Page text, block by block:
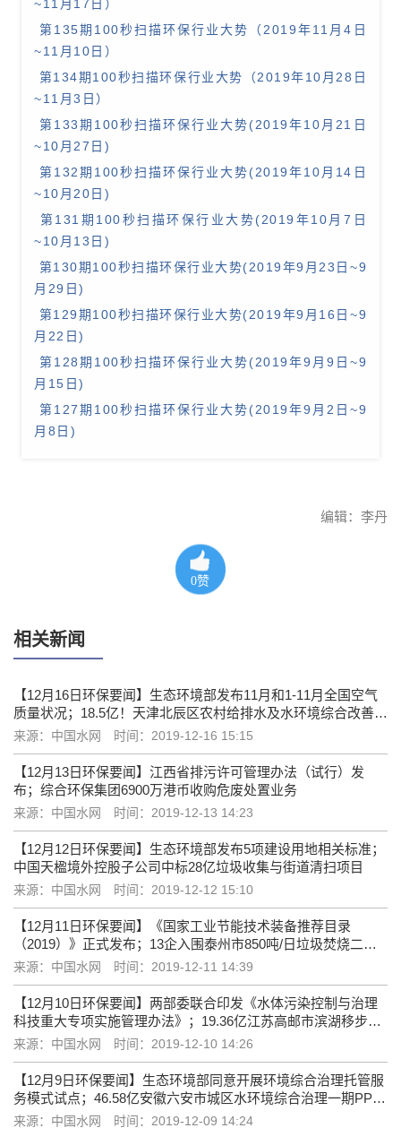
~11月17日）
第135期100秒扫描环保行业大势（2019年11月4日
~11月10日）
第134期100秒扫描环保行业大势（2019年10月28日
~11月3日）
第133期100秒扫描环保行业大势(2019年10月21日
~10月27日)
第132期100秒扫描环保行业大势(2019年10月14日
~10月20日)
第131期100秒扫描环保行业大势(2019年10月7日
~10月13日)
第130期100秒扫描环保行业大势(2019年9月23日~9
月29日)
第129期100秒扫描环保行业大势(2019年9月16日~9
月22日)
第128期100秒扫描环保行业大势(2019年9月9日~9
月15日)
第127期100秒扫描环保行业大势(2019年9月2日~9
月8日)
编辑：李丹
0赞
相关新闻
【12月16日环保要闻】生态环境部发布11月和1-11月全国空气
质量状况；18.5亿！天津北辰区农村给排水及水环境综合改善工
程PPP项目招标
来源：中国水网 时间：2019-12-16 15:15
【12月13日环保要闻】江西省排污许可管理办法（试行）发
布；综合环保集团6900万港币收购危废处置业务
来源：中国水网 时间：2019-12-13 14:23
【12月12日环保要闻】生态环境部发布5项建设用地相关标准；
中国天楹境外控股子公司中标28亿垃圾收集与街道清扫项目
来源：中国水网 时间：2019-12-12 15:10
【12月11日环保要闻】《国家工业节能技术装备推荐目录
（2019）》正式发布；13企入围泰州市850吨/日垃圾焚烧二期
扩建PPP项目
来源：中国水网 时间：2019-12-11 14:39
【12月10日环保要闻】两部委联合印发《水体污染控制与治理
科技重大专项实施管理办法》；19.36亿江苏高邮市滨湖移步易
景生态长廊PPP项目招标
来源：中国水网 时间：2019-12-10 14:26
【12月9日环保要闻】生态环境部同意开展环境综合治理托管服
务模式试点；46.58亿安徽六安市城区水环境综合治理一期PPP
项目招标
来源：中国水网 时间：2019-12-09 14:24